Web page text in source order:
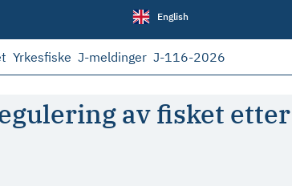
English
Yrkesfiske J-meldinger J-116-2026
av fisket